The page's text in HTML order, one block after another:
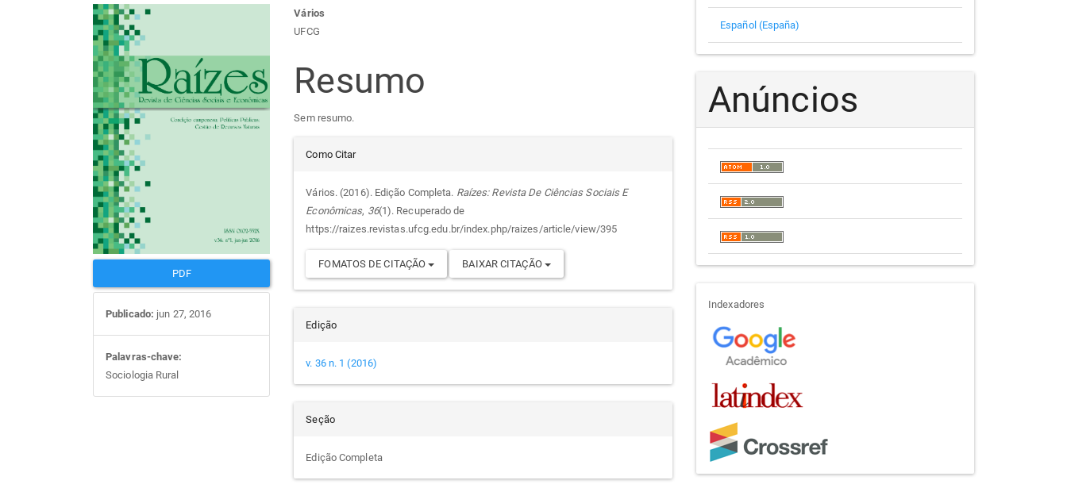
Barra
lateral
de
artigos
PDF
Publicado: jun 27, 2016
Palavras-chave:
Sociologia Rural
Conteúdo
do
artigo
principal
Vários
UFCG
Resumo
Sem resumo.
Detalhes
do
artigo
Como Citar
Vários. (2016). Edição Completa. Raízes: Revista De Ciências Sociais E
Econômicas, 36(1). Recuperado de
https://raizes.revistas.ufcg.edu.br/index.php/raizes/article/view/395
FOMATOS DE CITAÇÃO BAIXAR CITAÇÃO
Edição
v. 36 n. 1 (2016)
Seção
Edição Completa
Español (España)
Anúncios
indexadores
Indexadores